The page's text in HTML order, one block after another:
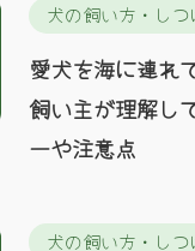
犬の飼い方・しつ
愛犬を海に連れ
飼い主が理解し
ーや注意点
犬の飼い方・しつ